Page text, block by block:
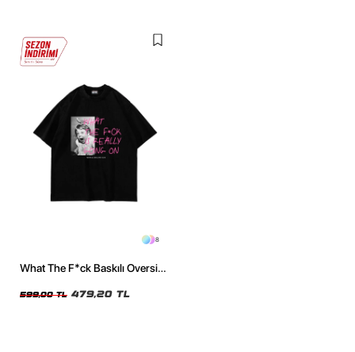
8
What The F*ck Baskılı Oversize
599,00 TL 479,20 TL